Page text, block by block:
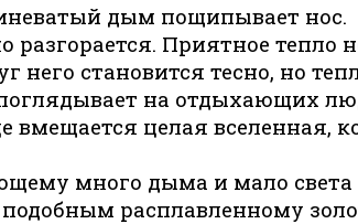
дым пощипывает нос.
разгорается. Приятное
становится тесно, но
на отдыхающих
целая вселенная,
много дыма и мало света
расплавленному